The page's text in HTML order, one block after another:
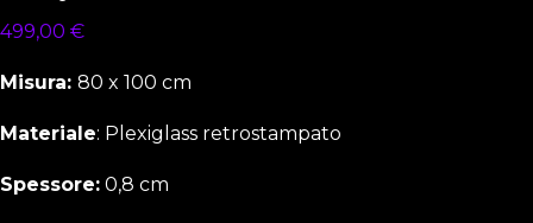
499,00 €
Misura: 80 x 100 cm
Materiale: Plexiglass retrostampato
Spessore: 0,8 cm